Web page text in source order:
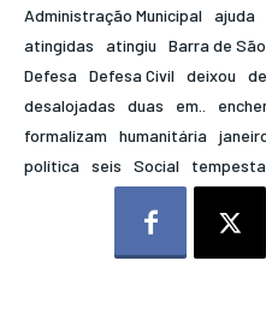
Administração Municipal ajuda
atingidas
atingiu Barra de
Defesa
Defesa Civil deixou
desalojadas
duas em..
formalizam
humanitária
política
seis Social